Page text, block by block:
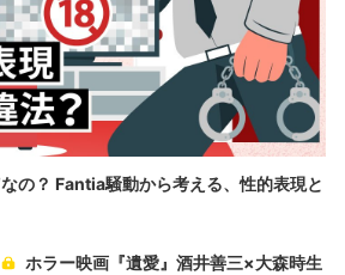
の？ Fantia騒動から考える、性的表現と
ホラー映画『遺愛』酒井善三×大森時生